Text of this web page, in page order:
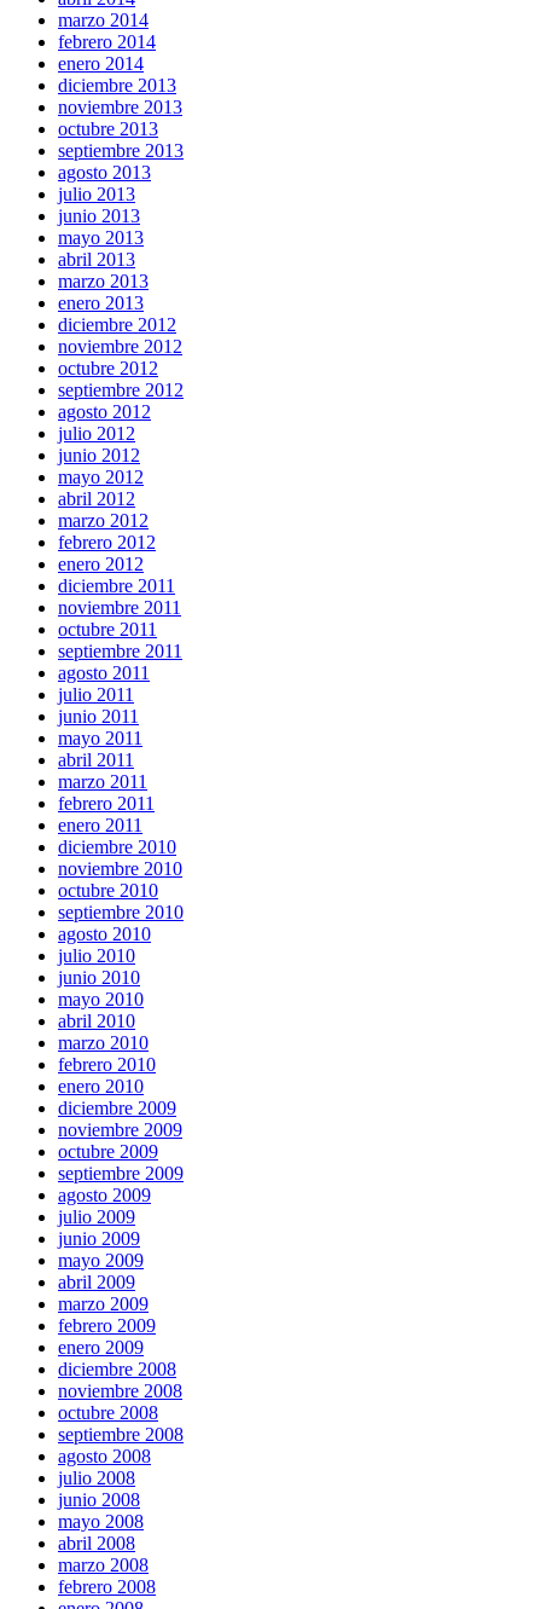
marzo 2014
febrero 2014
enero 2014
diciembre 2013
noviembre 2013
octubre 2013
septiembre 2013
agosto 2013
julio 2013
junio 2013
mayo 2013
abril 2013
marzo 2013
enero 2013
diciembre 2012
noviembre 2012
octubre 2012
septiembre 2012
agosto 2012
julio 2012
junio 2012
mayo 2012
abril 2012
marzo 2012
febrero 2012
enero 2012
diciembre 2011
noviembre 2011
octubre 2011
septiembre 2011
agosto 2011
julio 2011
junio 2011
mayo 2011
abril 2011
marzo 2011
febrero 2011
enero 2011
diciembre 2010
noviembre 2010
octubre 2010
septiembre 2010
agosto 2010
julio 2010
junio 2010
mayo 2010
abril 2010
marzo 2010
febrero 2010
enero 2010
diciembre 2009
noviembre 2009
octubre 2009
septiembre 2009
agosto 2009
julio 2009
junio 2009
mayo 2009
abril 2009
marzo 2009
febrero 2009
enero 2009
diciembre 2008
noviembre 2008
octubre 2008
septiembre 2008
agosto 2008
julio 2008
junio 2008
mayo 2008
abril 2008
marzo 2008
febrero 2008